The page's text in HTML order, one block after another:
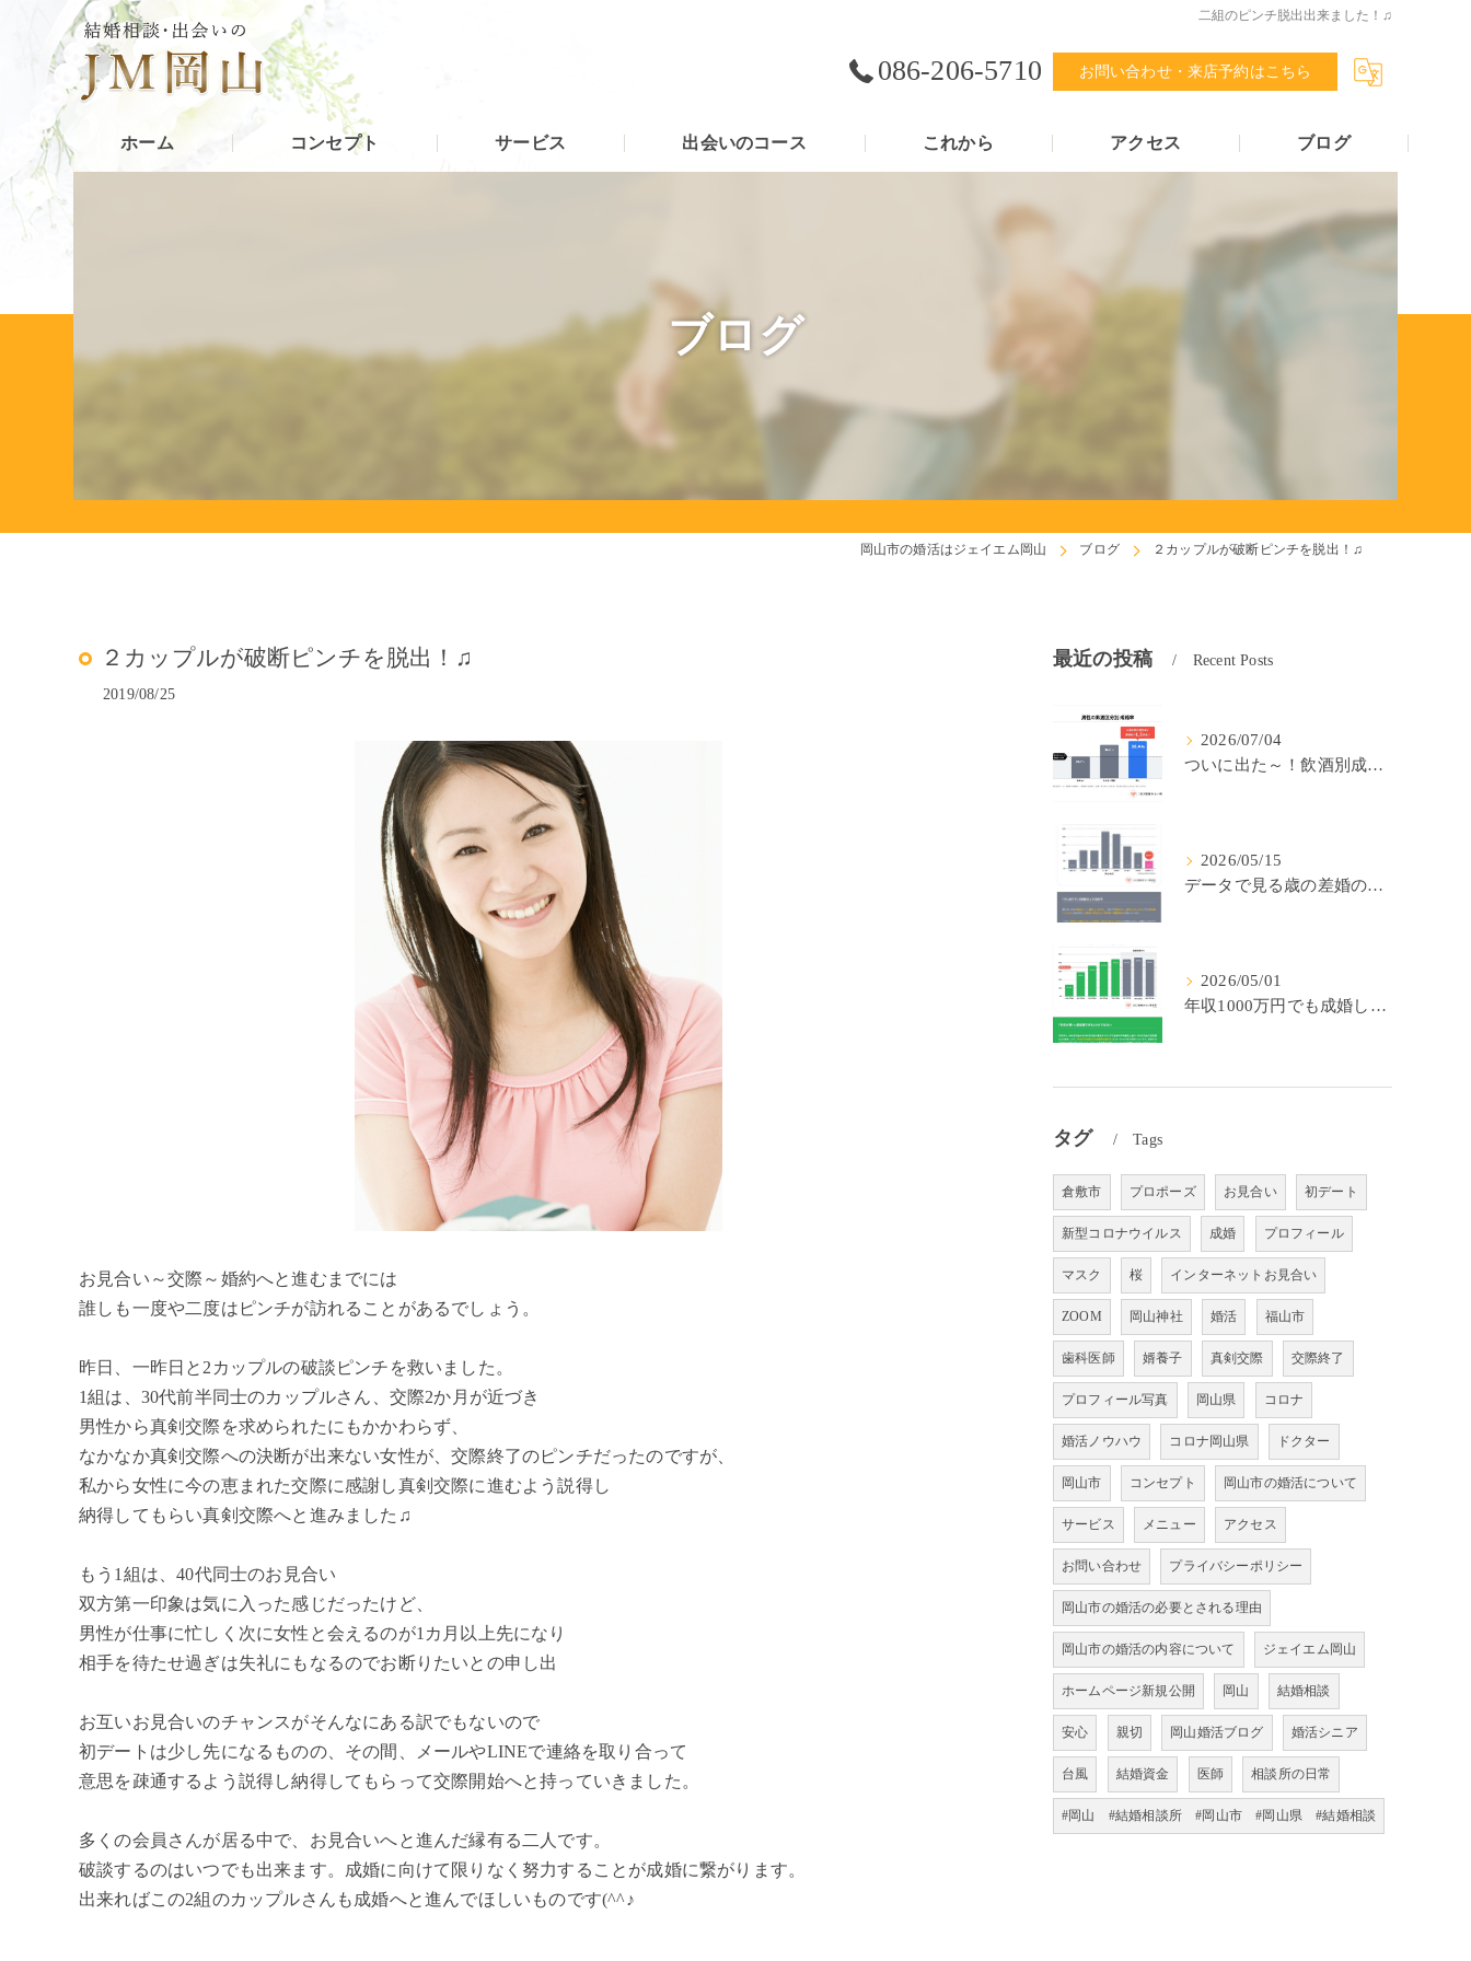
二組のピンチ脱出出来ました！♫
086-206-5710 お問い合わせ・来店予約はこちら
ホーム コンセプト サービス 出会いのコース これから アクセス ブログ
ブログ
岡山市の婚活はジェイエム岡山 ブログ ２カップルが破断ピンチを脱出！♫
２カップルが破断ピンチを脱出！♫
2019/08/25
お見合い～交際～婚約へと進むまでには
誰しも一度や二度はピンチが訪れることがあるでしょう。
昨日、一昨日と2カップルの破談ピンチを救いました。
1組は、30代前半同士のカップルさん、交際2か月が近づき
男性から真剣交際を求められたにもかかわらず、
なかなか真剣交際への決断が出来ない女性が、交際終了のピンチだったのですが、
私から女性に今の恵まれた交際に感謝し真剣交際に進むよう説得し
納得してもらい真剣交際へと進みました♫
もう1組は、40代同士のお見合い
双方第一印象は気に入った感じだったけど、
男性が仕事に忙しく次に女性と会えるのが1カ月以上先になり
相手を待たせ過ぎは失礼にもなるのでお断りたいとの申し出
お互いお見合いのチャンスがそんなにある訳でもないので
初デートは少し先になるものの、その間、メールやLINEで連絡を取り合って
意思を疎通するよう説得し納得してもらって交際開始へと持っていきました。
多くの会員さんが居る中で、お見合いへと進んだ縁有る二人です。
破談するのはいつでも出来ます。成婚に向けて限りなく努力することが成婚に繋がります。
出来ればこの2組のカップルさんも成婚へと進んでほしいものです(^^♪
最近の投稿 Recent Posts
2026/07/04
ついに出た～！飲酒別成婚率(IBJ)！
2026/05/15
データで見る歳の差婚の確率の低さ。
2026/05/01
年収1000万円でも成婚しやすいとは限らない? 「年収帯別の成婚率」のリアル
タグ Tags
倉敷市 プロポーズ お見合い 初デート
新型コロナウイルス 成婚 プロフィール
マスク 桜 インターネットお見合い
ZOOM 岡山神社 婚活 福山市
歯科医師 婿養子 真剣交際 交際終了
プロフィール写真 岡山県 コロナ
婚活ノウハウ コロナ岡山県 ドクター
岡山市 コンセプト 岡山市の婚活について
サービス メニュー アクセス
お問い合わせ プライバシーポリシー
岡山市の婚活の必要とされる理由
岡山市の婚活の内容について ジェイエム岡山
ホームページ新規公開 岡山 結婚相談
安心 親切 岡山婚活ブログ 婚活シニア
台風 結婚資金 医師 相談所の日常
#岡山 #結婚相談所 #岡山市 #岡山県 #結婚相談